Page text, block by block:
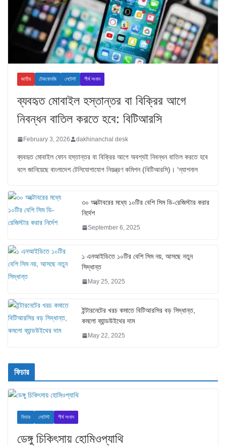
জাতীয় টেকনোলজি লেটেস্ট শীর্ষ সংবাদ
ব্যবহৃত মোবাইল হস্তান্তর বা বিক্রির আগে
নিবন্ধন বাতিল করতে হবে: বিটিআরসি
February 3, 2026 dakhinanchal desk
ব্যবহৃত মোবাইল ফোন হস্তান্তর বা বিক্রির আগে অবশ্যই নিবন্ধন বাতিল করতে হবে
বলে জানিয়েছে বাংলাদেশ টেলিযোগাযোগ নিয়ন্ত্রণ কমিশন (বিটিআরসি)। ‘ন্যাশনাল
৩০ অক্টোবরের মধ্যে ১০টির বেশি সিম ডি-রেজিস্টার করার
নির্দেশ
September 6, 2025
১ এনআইডিতে ১০টির বেশি সিম নয়, আসছে নতুন
সিদ্ধান্ত
May 25, 2025
ইন্টারনেটের খরচ কমাতে বিটিআরসির বড় সিদ্ধান্ত,
কমলো ব্যান্ডউইথের দাম
May 22, 2025
ফিচার
ফিচার লেটেস্ট শীর্ষ সংবাদ
ডেঙ্গু চিকিৎসায় হোমিওপ্যাথি